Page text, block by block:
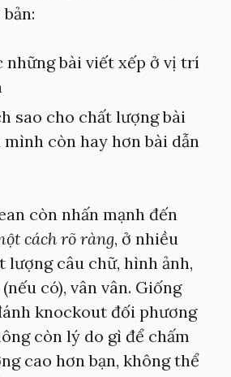
những bài viết xếp ở vị trí
sao cho chất lượng bài
còn hay hơn bài dẫn
còn nhấn mạnh đến
cách rõ ràng, ở nhiều
lượng câu chữ, hình ảnh,
có), vân vân. Giống
knockout đối phương
còn lý do gì để chấm
cao hơn bạn, không thể